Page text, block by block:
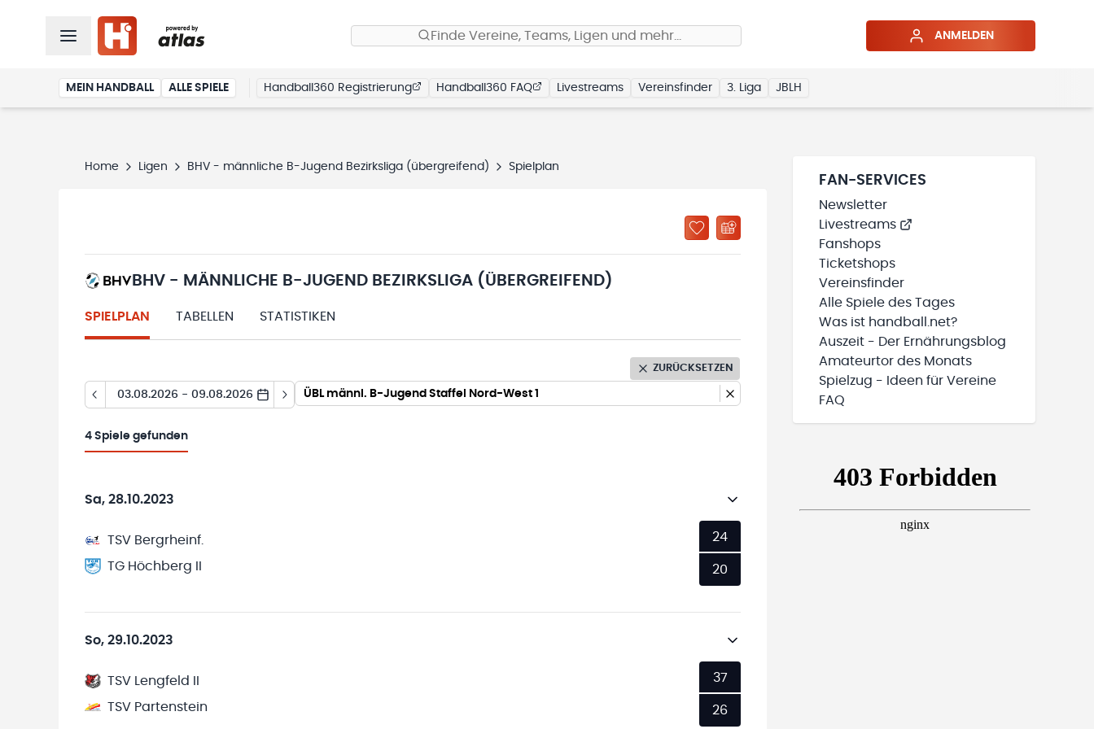
Finde Vereine, Teams, Ligen und mehr… ANMELDEN
MEIN HANDBALL ALLE SPIELE Handball360 Registrierung Handball360 FAQ Livestreams Vereinsfinder 3. Liga JBLH
Home Ligen BHV - männliche B-Jugend Bezirksliga (übergreifend) Spielplan
BHV - MÄNNLICHE B-JUGEND BEZIRKSLIGA (ÜBERGREIFEND)
SPIELPLAN TABELLEN STATISTIKEN
ZURÜCKSETZEN
03.08.2026 - 09.08.2026 ÜBL männl. B-Jugend Staffel Nord-West 1
4 Spiele gefunden
Sa, 28.10.2023
TSV Bergrheinf.
TG Höchberg II
24
20
So, 29.10.2023
TSV Lengfeld II
TSV Partenstein
37
26
FAN-SERVICES
Newsletter
Livestreams
Fanshops
Ticketshops
Vereinsfinder
Alle Spiele des Tages
Was ist handball.net?
Auszeit - Der Ernährungsblog
Amateurtor des Monats
Spielzug - Ideen für Vereine
FAQ